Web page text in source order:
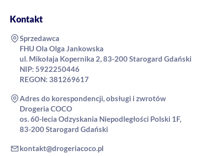
Kontakt
Sprzedawca
FHU Ola Olga Jankowska
ul. Mikołaja Kopernika 2, 83-200 Starogard Gdański
NIP: 5922250446
REGON: 381269617
Adres do korespondencji, obsługi i zwrotów
Drogeria COCO
os. 60-lecia Odzyskania Niepodległości Polski 1F,
83-200 Starogard Gdański
kontakt@drogeriacoco.pl